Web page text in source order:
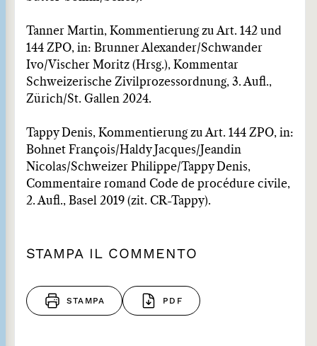
Tanner Martin, Kommentierung zu Art. 142 und
144 ZPO, in: Brunner Alexander/Schwander
Ivo/Vischer Moritz (Hrsg.), Kommentar
Schweizerische Zivilprozessordnung, 3. Aufl.,
Zürich/St. Gallen 2024.
Tappy Denis, Kommentierung zu Art. 144 ZPO, in:
Bohnet François/Haldy Jacques/Jeandin
Nicolas/Schweizer Philippe/Tappy Denis,
Commentaire romand Code de procédure civile,
2. Aufl., Basel 2019 (zit. CR-Tappy).
STAMPA IL COMMENTO
STAMPA PDF